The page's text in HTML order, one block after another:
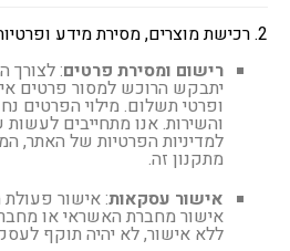
2. רכישת מוצרים, מסירת מידע ופרטיות
רישום ומסירת פרטים: לצורך
יתבקש הרוכש למסור פרטים
ופרטי תשלום. מילוי הפרטים
והשירות. אנו מתחייבים
למדיניות הפרטיות של האתר,
מתקנון זה.
אישור עסקאות: אישור
אישור מחברת האשראי או
ללא אישור, לא יהיה תוקף